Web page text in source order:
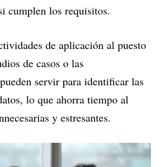
cumplen los requisitos.
de aplicación al puesto
de casos o las
servir para identificar las
lo que ahorra tiempo al
y estresantes.